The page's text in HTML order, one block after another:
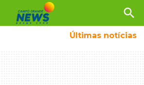
search
Últimas notícias